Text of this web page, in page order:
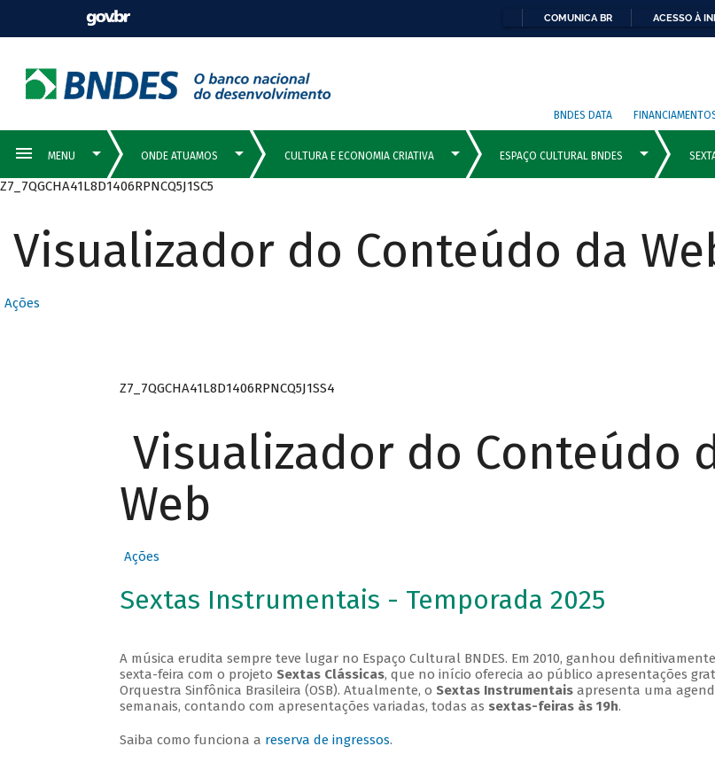
COMUNICA BR ACESSO À
BNDES DATA
Z7_7QGCHA41L8D1406RPNCQ5J1SC5
Visualizador do Conteúdo da
Ações
Z7_7QGCHA41L8D1406RPNCQ5J1SS4
Visualizador do Conteúdo
Web
Ações
Sextas Instrumentais - Temporada 2025
A música erudita sempre teve lugar no Espaço Cultural BNDES. Em 2010, ganhou
sexta-feira com o projeto Sextas Clássicas, que no início oferecia ao público apresentações
Orquestra Sinfônica Brasileira (OSB). Atualmente, o Sextas Instrumentaisapresenta uma
semanais, contando com apresentações variadas, todas as sextas-feiras às 19h.
Saiba como funciona a reserva de ingressos.